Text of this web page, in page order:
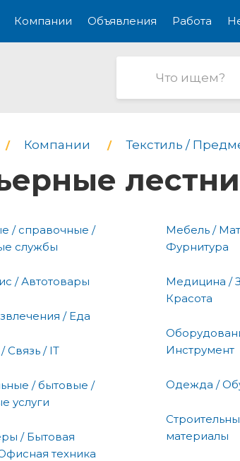
Компании Объявления Работа
Компании Текстиль /
/ справочные /
службы
/ Автотовары
/ Еда
Связь / IT
/ бытовые /
услуги
/ Бытовая
техника
Мебель /
Фурнитура
Медицина /
Красота
Инструмент
Одежда /
материалы